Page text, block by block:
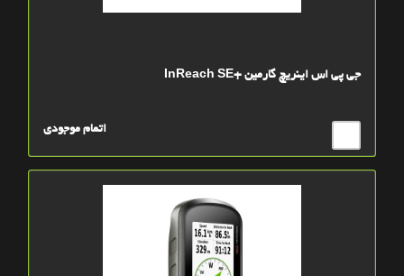
جی پی اس اینریچ گارمین +InReach SE
اتمام موجودی